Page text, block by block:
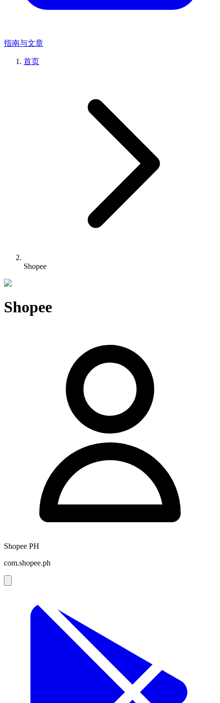
指南与文章
首页
Shopee
Shopee
Shopee PH
com.shopee.ph